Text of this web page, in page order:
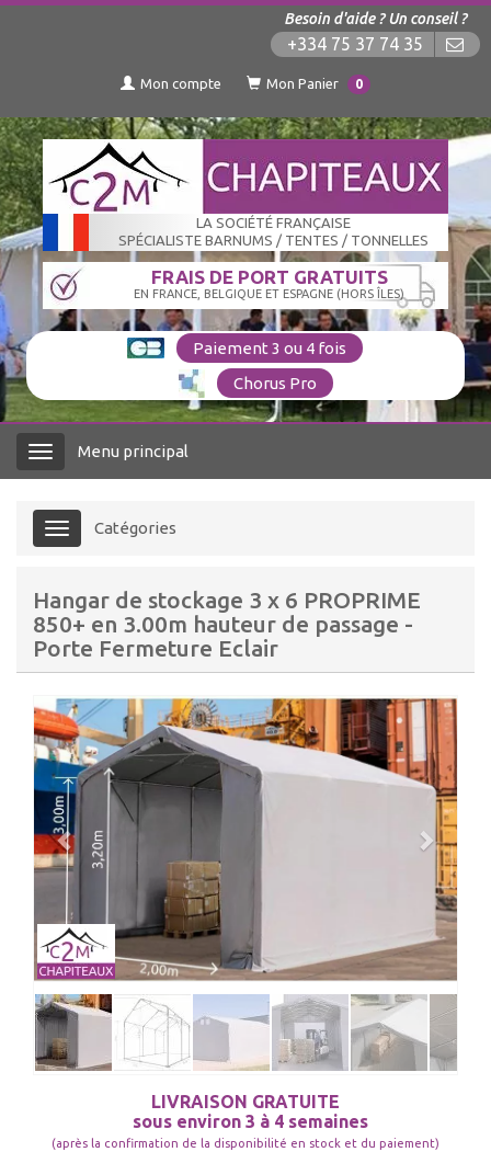
Besoin d'aide ? Un conseil ?
+334 75 37 74 35
Mon compte Mon Panier 0
LA SOCIÉTÉ FRANÇAISE
SPÉCIALISTE BARNUMS / TENTES / TONNELLES
FRAIS DE PORT GRATUITS
EN FRANCE, BELGIQUE ET ESPAGNE (HORS ÎLES)
Paiement 3 ou 4 fois
Chorus Pro
Menu Menu principal
Menu Catégories
Hangar de stockage 3 x 6 PROPRIME
850+ en 3.00m hauteur de passage -
Porte Fermeture Eclair
LIVRAISON GRATUITE
sous environ 3 à 4 semaines
(après la confirmation de la disponibilité en stock et du paiement)